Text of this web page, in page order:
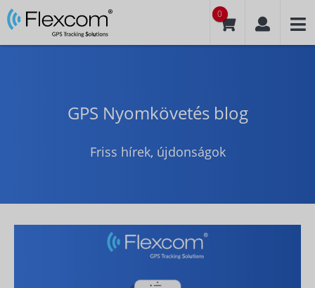
0
GPS Nyomkövetés blog
Friss hírek, újdonságok